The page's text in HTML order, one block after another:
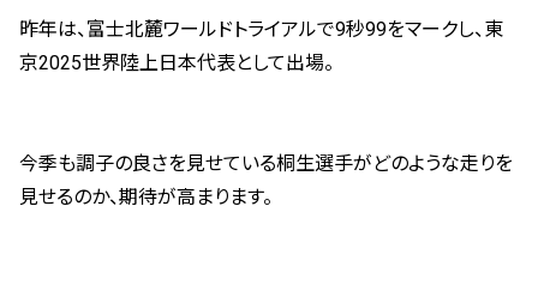
昨年は、富士北麓ワールドトライアルで9秒99をマークし、東
京2025世界陸上日本代表として出場。
今季も調子の良さを見せている桐生選手がどのような走りを
見せるのか、期待が高まります。